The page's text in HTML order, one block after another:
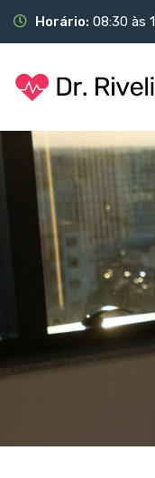
Horário: 08:30 às